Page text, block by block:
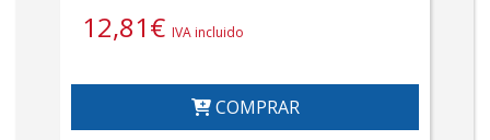
12,81€ IVA incluido
COMPRAR